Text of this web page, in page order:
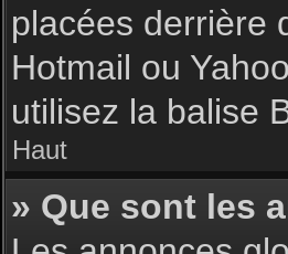
placées derrière
Hotmail ou
utilisez la balise
Haut
» Que sont les